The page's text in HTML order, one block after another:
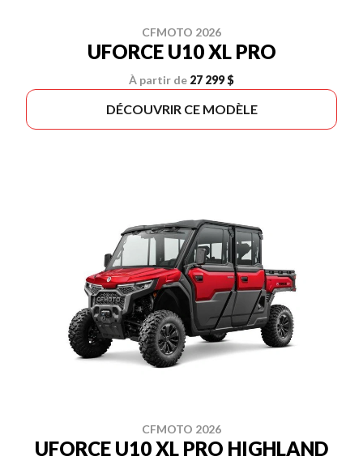
CFMOTO 2026
UFORCE U10 XL PRO
À partir de 27 299 $
DÉCOUVRIR CE MODÈLE
CFMOTO 2026
UFORCE U10 XL PRO HIGHLAND